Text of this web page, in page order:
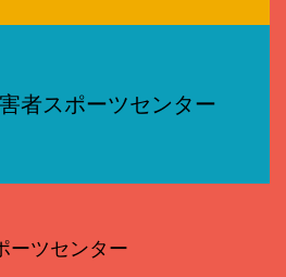
者スポーツセンター
ーツセンター